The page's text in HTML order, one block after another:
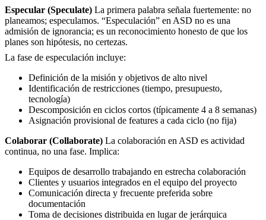
Especular (Speculate) La primera palabra señala fuertemente: no
planeamos; especulamos. “Especulación” en ASD no es una
admisión de ignorancia; es un reconocimiento honesto de que los
planes son hipótesis, no certezas.
La fase de especulación incluye:
Definición de la misión y objetivos de alto nivel
Identificación de restricciones (tiempo, presupuesto,
tecnología)
Descomposición en ciclos cortos (típicamente 4 a 8 semanas)
Asignación provisional de features a cada ciclo (no fija)
Colaborar (Collaborate) La colaboración en ASD es actividad
continua, no una fase. Implica:
Equipos de desarrollo trabajando en estrecha colaboración
Clientes y usuarios integrados en el equipo del proyecto
Comunicación directa y frecuente preferida sobre
documentación
Toma de decisiones distribuida en lugar de jerárquica